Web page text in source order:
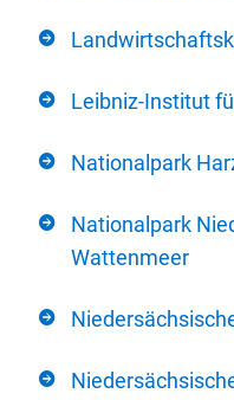
Leibniz-Institut
Nationalpark
Nationalpark
Wattenmeer